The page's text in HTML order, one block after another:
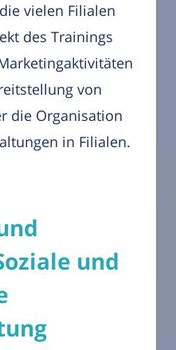
vielen Filialen
des Trainings
von
die Organisation
in Filialen.
und